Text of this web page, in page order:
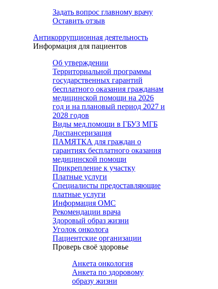
Задать вопрос главному врачу
Оставить отзыв
Антикоррупционная деятельность
Информация для пациентов
Об утверждении
Территориальной программы
государственных гарантий
бесплатного оказания гражданам
медицинской помощи на 2026
год и на плановый период 2027 и
2028 годов
Виды мед.помощи в ГБУЗ МГБ
Диспансеризация
ПАМЯТКА для граждан о
гарантиях бесплатного оказания
медицинской помощи
Прикрепление к участку
Платные услуги
Специалисты предоставляющие
платные услуги
Информация ОМС
Рекомендации врача
Здоровый образ жизни
Уголок онколога
Пациентские организации
Проверь своё здоровье
Анкета онкология
Анкета по здоровому
образу жизни